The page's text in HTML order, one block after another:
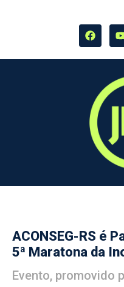
ACONSEG-RS é
5ª Maratona da
Evento, promovido